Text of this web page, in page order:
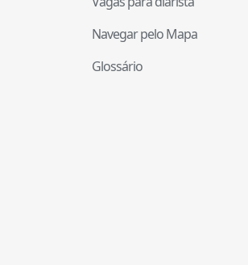
Navegar pelo Mapa
Glossário